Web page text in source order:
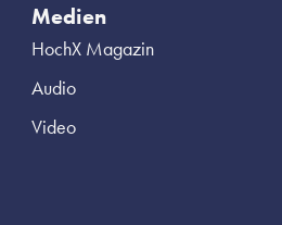
Medien
HochX Magazin
Audio
Video